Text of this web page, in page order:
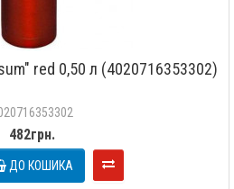
red 0,50 л (4020716353302)
482грн.
ДО КОШИКА